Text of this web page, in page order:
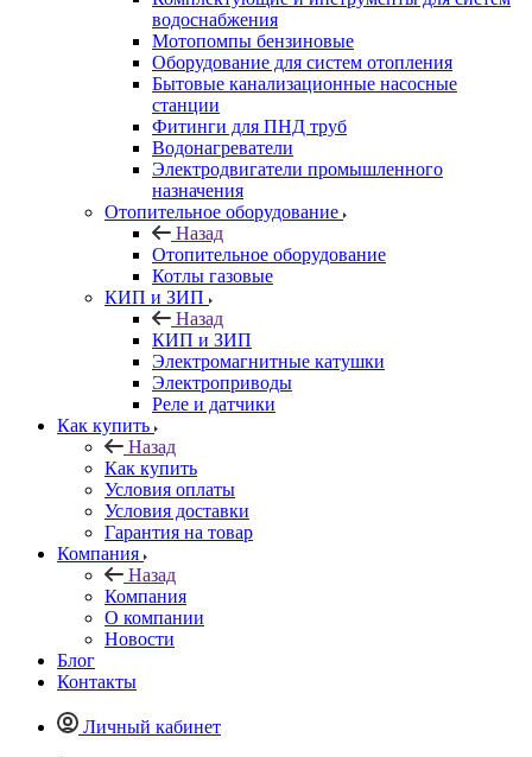
водоснабжения
Мотопомпы бензиновые
Оборудование для систем отопления
Бытовые канализационные насосные
станции
Фитинги для ПНД труб
Водонагреватели
Электродвигатели промышленного
назначения
Отопительное оборудование
Назад
Отопительное оборудование
Котлы газовые
КИП и ЗИП
Назад
КИП и ЗИП
Электромагнитные катушки
Электроприводы
Реле и датчики
Как купить
Назад
Как купить
Условия оплаты
Условия доставки
Гарантия на товар
Компания
Назад
Компания
О компании
Новости
Блог
Контакты
Личный кабинет